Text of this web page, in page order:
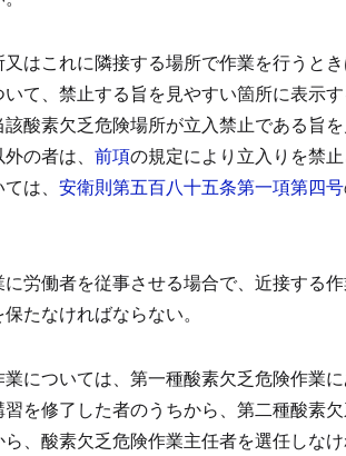
はこれに隣接する場所で作業を行うと
て、禁止する旨を見やすい箇所に表示
酸素欠乏危険場所が立入禁止である旨
の者は、 前項の規定により立入りを禁
は、 安衛則第五百八十五条第一項第四号
労働者を従事させる場合で、近接する
たなければならない。
については、第一種酸素欠乏危険作業
を修了した者のうちから、第二種酸素
、酸素欠乏危険作業主任者を選任しなけ